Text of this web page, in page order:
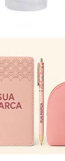
conversa